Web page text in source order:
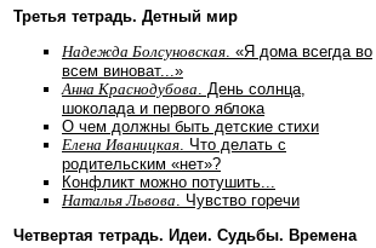
Третья тетрадь. Детный мир
Надежда Болсуновская . «Я дома всегда во
всем виноват...»
Анна Краснодубова . День солнца,
шоколада и первого яблока
О чем должны быть детские стихи
Елена Иваницкая . Что делать с
родительским «нет»?
Конфликт можно потушить...
Наталья Львова . Чувство горечи
Четвертая тетрадь. Идеи. Судьбы. Времена